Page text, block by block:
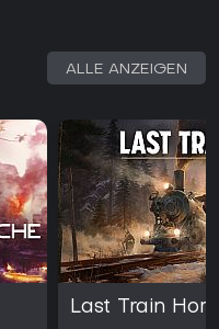
ALLE ANZEIGEN
Last Train